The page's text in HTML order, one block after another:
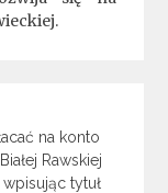
na konto
Rawskiej
, wpisując tytuł